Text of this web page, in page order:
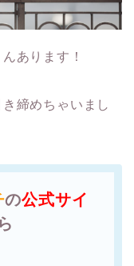
あります！
締めちゃいまし
の公式サイ